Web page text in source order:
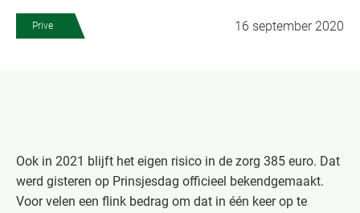
Prive 16 september 2020
Ook in 2021 blijft het eigen risico in de zorg 385 euro. Dat
werd gisteren op Prinsjesdag officieel bekendgemaakt.
Voor velen een flink bedrag om dat in één keer op te